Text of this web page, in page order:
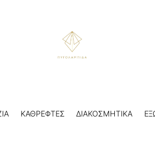
ΚΑΘΡΕΦΤΕΣ ΔΙΑΚΟΣΜΗΤΙΚΑ